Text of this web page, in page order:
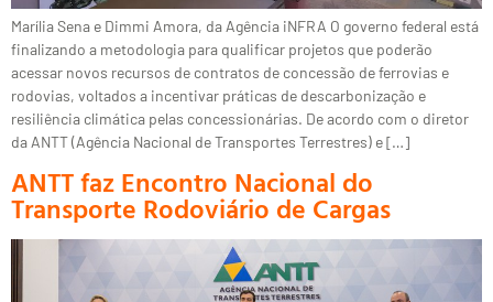
Marília Sena e Dimmi Amora, da Agência iNFRA O governo federal está
finalizando a metodologia para qualificar projetos que poderão
acessar novos recursos de contratos de concessão de ferrovias e
rodovias, voltados a incentivar práticas de descarbonização e
resiliência climática pelas concessionárias. De acordo com o diretor
da ANTT (Agência Nacional de Transportes Terrestres) e […]
ANTT faz Encontro Nacional do
Transporte Rodoviário de Cargas